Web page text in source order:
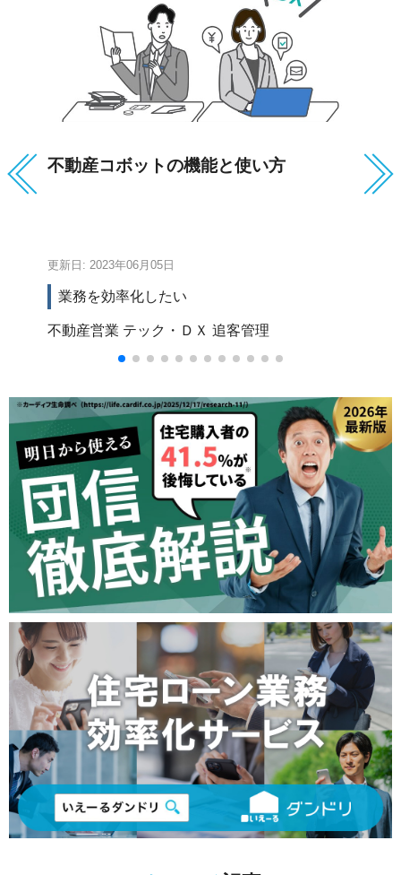
不動産コボットの機能と使い方
更新日: 2023年06月05日
業務を効率化したい
不動産営業 テック・ＤＸ 追客管理
ぶ